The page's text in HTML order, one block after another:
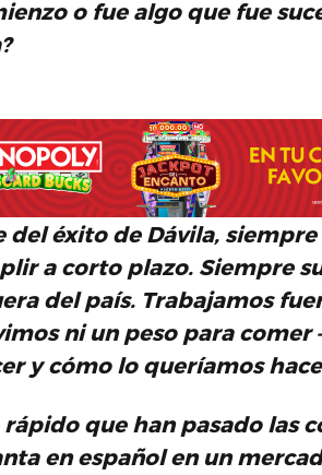
o fue algo que fue
del éxito de Dávila,
a corto plazo. Siempre
del país. Trabajamos
ni un peso para comer
y cómo lo queríamos
que han pasado las
en español en un